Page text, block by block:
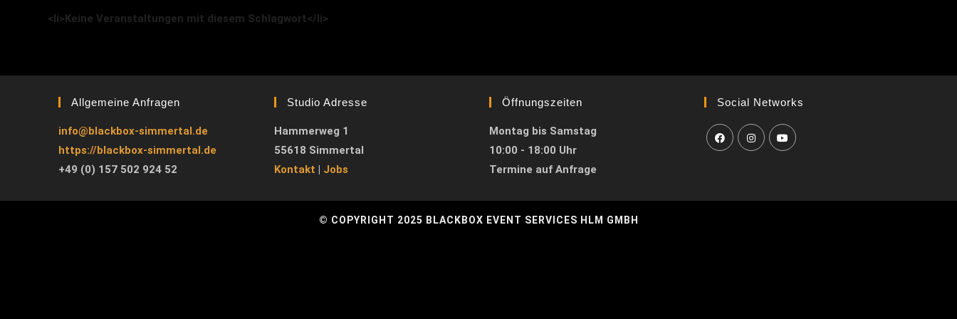
<li>Keine Veranstaltungen mit diesem Schlagwort</li>
Allgemeine Anfragen
info@blackbox-simmertal.de
https://blackbox-simmertal.de
+49 (0) 157 502 924 52
Studio Adresse
Hammerweg 1
55618 Simmertal
Kontakt | Jobs
Öffnungszeiten
Montag bis Samstag
10:00 - 18:00 Uhr
Termine auf Anfrage
Social Networks
© COPYRIGHT 2025 BLACKBOX EVENT SERVICES HLM GMBH